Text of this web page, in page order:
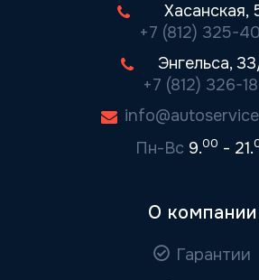
Хасанская,
+7 (812) 325-
Энгельса,
+7 (812) 326-
Пн-Вс 9.00 - 21.
О компании
Гарантии